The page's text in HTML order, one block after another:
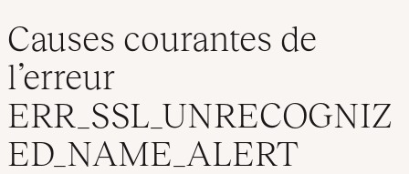
Causes courantes de
l’erreur
ERR_SSL_UNRECOGNIZ
ED_NAME_ALERT